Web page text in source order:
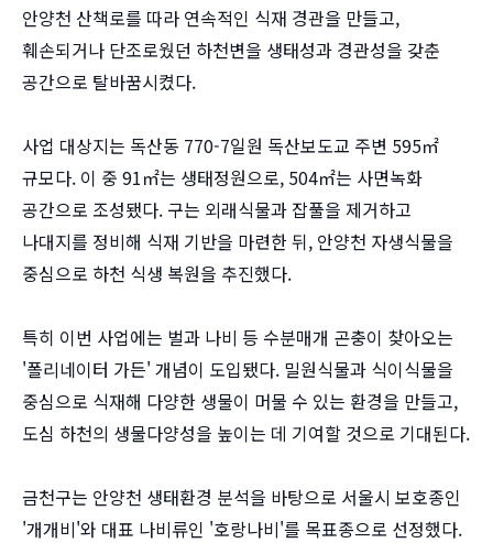
안양천 산책로를 따라 연속적인 식재 경관을 만들고,
훼손되거나 단조로웠던 하천변을 생태성과 경관성을 갖춘
공간으로 탈바꿈시켰다.
사업 대상지는 독산동 770-7일원 독산보도교 주변 595㎡
규모다. 이 중 91㎡는 생태정원으로, 504㎡는 사면녹화
공간으로 조성됐다. 구는 외래식물과 잡풀을 제거하고
나대지를 정비해 식재 기반을 마련한 뒤, 안양천 자생식물을
중심으로 하천 식생 복원을 추진했다.
특히 이번 사업에는 벌과 나비 등 수분매개 곤충이 찾아오는
'폴리네이터 가든' 개념이 도입됐다. 밀원식물과 식이식물을
중심으로 식재해 다양한 생물이 머물 수 있는 환경을 만들고,
도심 하천의 생물다양성을 높이는 데 기여할 것으로 기대된다.
금천구는 안양천 생태환경 분석을 바탕으로 서울시 보호종인
'개개비'와 대표 나비류인 '호랑나비'를 목표종으로 선정했다.